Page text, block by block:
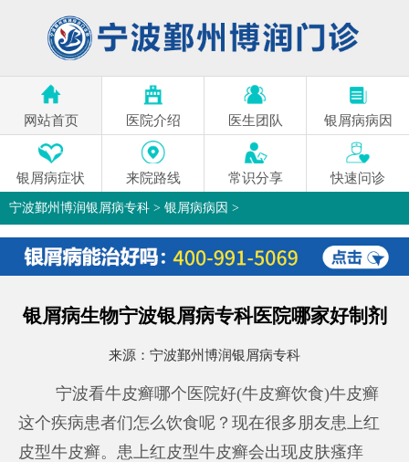
网站首页 医院介绍 医生团队 银屑病病因
银屑病症状 来院路线 常识分享 快速问诊
宁波鄞州博润银屑病专科 > 银屑病病因 >
银屑病生物宁波银屑病专科医院哪家好制剂
来源： 宁波鄞州博润银屑病专科
宁波看牛皮癣哪个医院好(牛皮癣饮食)牛皮癣
这个疾病患者们怎么饮食呢？现在很多朋友患上红
皮型牛皮癣。患上红皮型牛皮癣会出现皮肤瘙痒